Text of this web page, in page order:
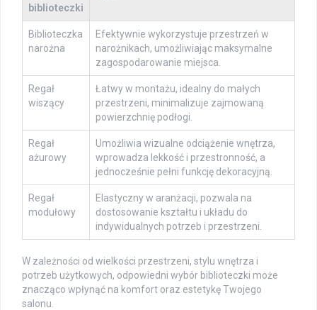
biblioteczki
Biblioteczka
narożna
Efektywnie wykorzystuje przestrzeń w
narożnikach, umożliwiając maksymalne
zagospodarowanie miejsca.
Regał
wiszący
Łatwy w montażu, idealny do małych
przestrzeni, minimalizuje zajmowaną
powierzchnię podłogi.
Regał
ażurowy
Umożliwia wizualne odciążenie wnętrza,
wprowadza lekkość i przestronność, a
jednocześnie pełni funkcję dekoracyjną.
Regał
modułowy
Elastyczny w aranżacji, pozwala na
dostosowanie kształtu i układu do
indywidualnych potrzeb i przestrzeni.
W zależności od wielkości przestrzeni, stylu wnętrza i
potrzeb użytkowych, odpowiedni wybór biblioteczki może
znacząco wpłynąć na komfort oraz estetykę Twojego
salonu.